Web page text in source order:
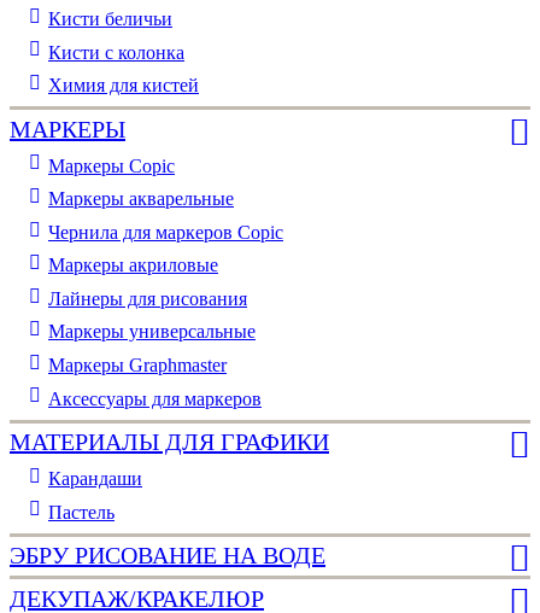
Кисти беличьи
Кисти с колонка
Химия для кистей
МАРКЕРЫ
Маркеры Copic
Маркеры акварельные
Чернила для маркеров Copic
Маркеры акриловые
Лайнеры для рисования
Маркеры универсальные
Маркеры Graphmaster
Аксессуары для маркеров
МАТЕРИАЛЫ ДЛЯ ГРАФИКИ
Карандаши
Пастель
ЭБРУ РИСОВАНИЕ НА ВОДЕ
ДЕКУПАЖ/КРАКЕЛЮР